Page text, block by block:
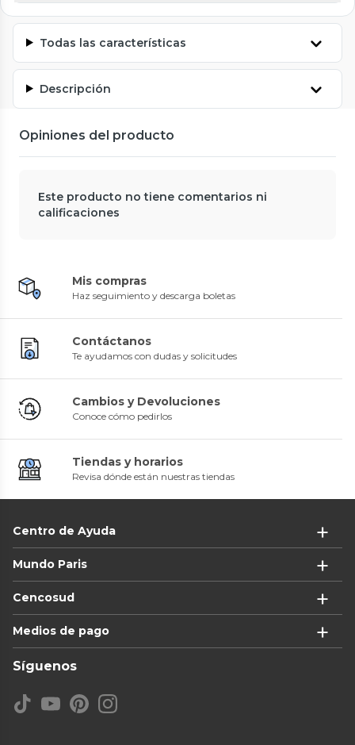
Todas las características
Descripción
Opiniones del producto
Este producto no tiene comentarios ni
calificaciones
Mis compras
Haz seguimiento y descarga boletas
Contáctanos
Te ayudamos con dudas y solicitudes
Cambios y Devoluciones
Conoce cómo pedirlos
Tiendas y horarios
Revisa dónde están nuestras tiendas
Centro de Ayuda
Mundo Paris
Cencosud
Medios de pago
Síguenos